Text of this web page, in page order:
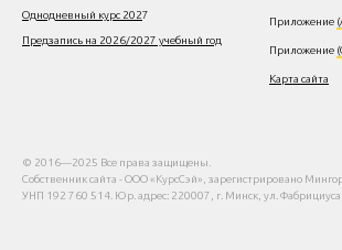
Однодневный курс 2027
Предзапись на 2026/2027 учебный год
Приложение
Приложение
Карта сайта
© 2016—2025 Все права защищены.
Собственник сайта - ООО «КурсСэй», зарегистрировано
УНП 192 760 514. Юр. адрес: 220007, г. Минск, ул. Фабрициуса,